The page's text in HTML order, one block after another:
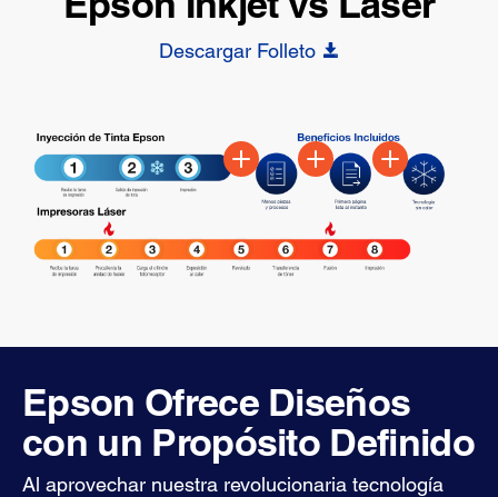
Descargar Folleto
Epson Ofrece Diseños
con un Propósito Definido
Al aprovechar nuestra revolucionaria tecnología